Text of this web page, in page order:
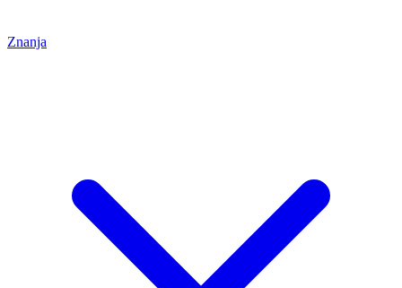
Znanja